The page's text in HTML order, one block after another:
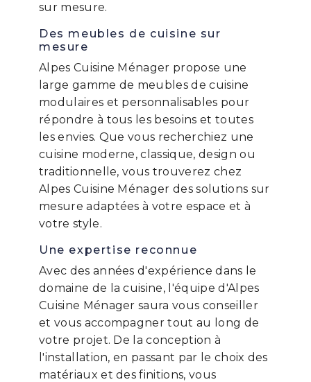
sur mesure.
Des meubles de cuisine sur
mesure
Alpes Cuisine Ménager propose une
large gamme de meubles de cuisine
modulaires et personnalisables pour
répondre à tous les besoins et toutes
les envies. Que vous recherchiez une
cuisine moderne, classique, design ou
traditionnelle, vous trouverez chez
Alpes Cuisine Ménager des solutions sur
mesure adaptées à votre espace et à
votre style.
Une expertise reconnue
Avec des années d'expérience dans le
domaine de la cuisine, l'équipe d'Alpes
Cuisine Ménager saura vous conseiller
et vous accompagner tout au long de
votre projet. De la conception à
l'installation, en passant par le choix des
matériaux et des finitions, vous